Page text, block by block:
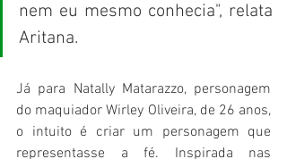
nem eu mesmo conhecia", relata
Aritana.
Já para Natally Matarazzo, personagem
do maquiador Wirley Oliveira, de 26 anos,
o intuito é criar um personagem que
representasse a fé. Inspirada nas